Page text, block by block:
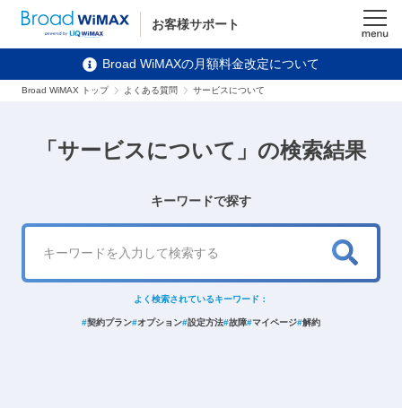
お客様サポート
Broad WiMAXの月額料金改定について
Broad WiMAX トップ よくある質問 サービスについて
「サービスについて」の検索結果
キーワードで探す
検
よく検索されているキーワード：
#契約プラン#オプション#設定方法#故障#マイページ#解約